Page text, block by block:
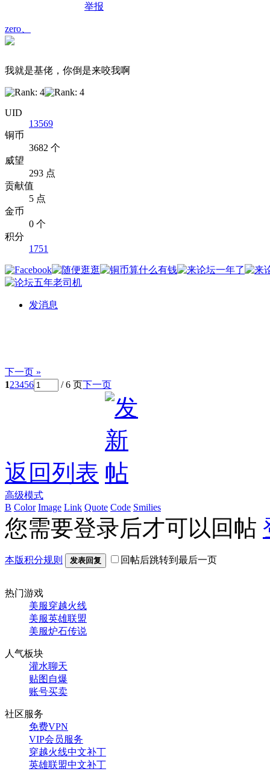
举报
zero、
我就是基佬，你倒是来咬我啊
UID
13569
铜币
3682 个
威望
293 点
贡献值
5 点
金币
0 个
积分
1751
发消息
下一页 »
123456 / 6 页下一页
返回列表
高级模式
B Color Image Link Quote Code Smilies
您需要登录后才可以回帖
本版积分规则 发表回复 回帖后跳转到最后一页
热门游戏
美服穿越火线
美服英雄联盟
美服炉石传说
人气板块
灌水聊天
贴图自爆
账号买卖
社区服务
免费VPN
VIP会员服务
穿越火线中文补丁
英雄联盟中文补丁